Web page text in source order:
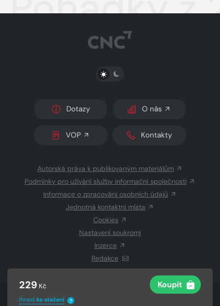
229 Kč Koupit
Ihned ke stažení ?
PŘEPNOUT SVĚTLÝ/TMAVÝ REŽIM
Dotazy O nás
VOP Kontakty
Autorská práva k publikovaným materiálům
Podmínky pro užívání služby informační společnosti
Informace o zpracování osobních údajů
Jednotná kontaktní místa
Cookies
Nastavení soukromí
Inzerce
Redakce
© 2026 Copyright CZECH NEWS CENTER a.s.a dodavatelé